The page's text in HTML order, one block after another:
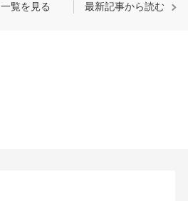
一覧を見る 最新記事から読む